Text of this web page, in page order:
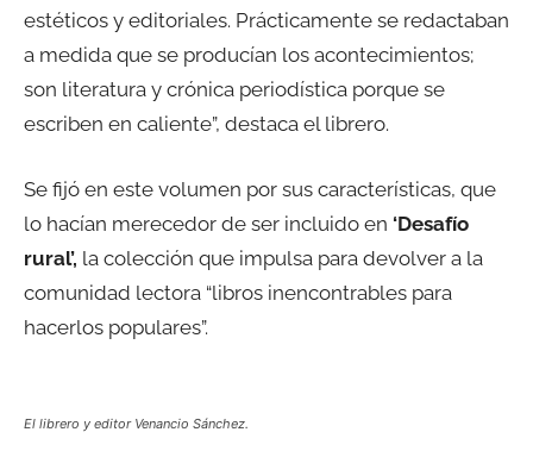
estéticos y editoriales. Prácticamente se redactaban
a medida que se producían los acontecimientos;
son literatura y crónica periodística porque se
escriben en caliente”, destaca el librero.
Se fijó en este volumen por sus características, que
lo hacían merecedor de ser incluido en ‘Desafío
rural’, la colección que impulsa para devolver a la
comunidad lectora “libros inencontrables para
hacerlos populares”.
El librero y editor Venancio Sánchez.